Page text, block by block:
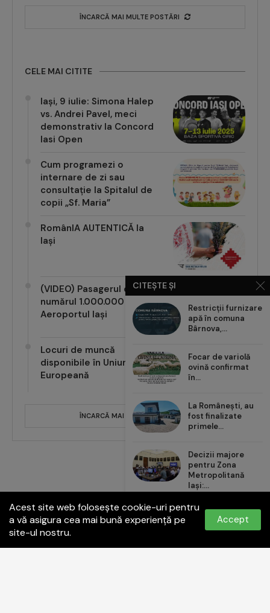
ÎNCARCĂ MAI MULTE POSTĂRI
CELE MAI CITITE
Iași, 9 iulie: Simona Halep
vs. Andrei Pavel, meci
demonstrativ la Concord
Iasi Open
Cum programezi o
internare de zi sau
consultație la Spitalul de
copii „Sf. Maria”
RomânIA AUTENTICĂ la
Iași
(VIDEO) Pasagerul cu
numărul 1.000.000 pe
Aeroportul Iași
Locuri de muncă
disponibile în Uniunea
Europeană
ÎNCARCĂ MAI MULTE POSTĂRI
Acest site web folosește cookie-uri pentru
a vă asigura cea mai bună experiență pe
site-ul nostru.
Accept
CITEȘTE ȘI
Restricții furnizare
apă în comuna
Bârnova,...
Focar de variolă
ovină confirmat
în...
La Românești, au
fost finalizate
primele...
Decizii majore
pentru Zona
Metropolitană
Iași:...
Carrefour România
aduce noul val de...